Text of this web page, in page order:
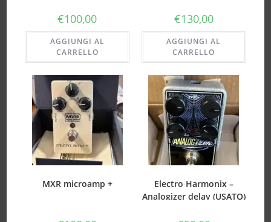
€100,00
AGGIUNGI AL
CARRELLO
€130,00
AGGIUNGI AL
CARRELLO
MXR microamp +
Electro Harmonix –
Analogizer delay (USATO)